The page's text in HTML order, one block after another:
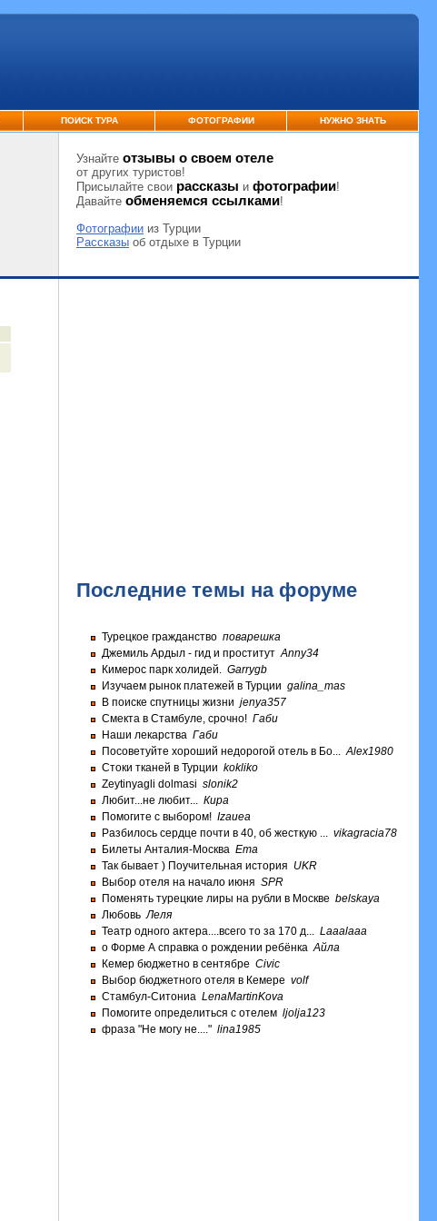
ПОИСК ТУРА ФОТОГРАФИИ НУЖНО ЗНАТЬ
Узнайте отзывы о своем отеле
от других туристов!
Присылайте свои рассказы и фотографии!
Давайте обменяемся ссылками!
Фотографии из Турции
Рассказы об отдыхе в Турции
Последние темы на форуме
Турецкое гражданство поварешка
Джемиль Ардыл - гид и проститут Anny34
Кимерос парк холидей. Garrygb
Изучаем рынок платежей в Турции galina_mas
В поиске спутницы жизни jenya357
Смекта в Стамбуле, срочно! Габи
Наши лекарства Габи
Посоветуйте хороший недорогой отель в Бо... Alex1980
Стоки тканей в Турции kokliko
Zeytinyagli dolmasi slonik2
Любит...не любит... Кира
Помогите с выбором! Izauea
Разбилось сердце почти в 40, об жесткую ... vikagracia78
Билеты Анталия-Москва Ema
Так бывает ) Поучительная история UKR
Выбор отеля на начало июня SPR
Поменять турецкие лиры на рубли в Москве belskaya
Любовь Леля
Театр одного актера....всего то за 170 д... Laaalaaa
о Форме А справка о рождении ребёнка Айла
Кемер бюджетно в сентябре Civic
Выбор бюджетного отеля в Кемере volf
Стамбул-Ситониа LenaMartinKova
Помогите определиться с отелем ljolja123
фраза "Не могу не...." lina1985